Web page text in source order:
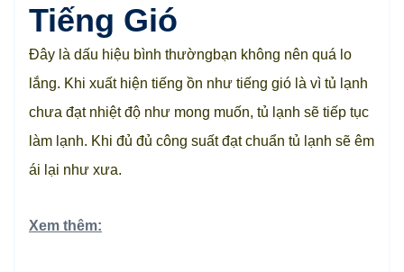
Tiếng Gió
Đây là dấu hiệu bình thườngbạn không nên quá lo
lắng. Khi xuất hiện tiếng ồn như tiếng gió là vì tủ lạnh
chưa đạt nhiệt độ như mong muốn, tủ lạnh sẽ tiếp tục
làm lạnh. Khi đủ đủ công suất đạt chuẩn tủ lạnh sẽ êm
ái lại như xưa.
Xem thêm: